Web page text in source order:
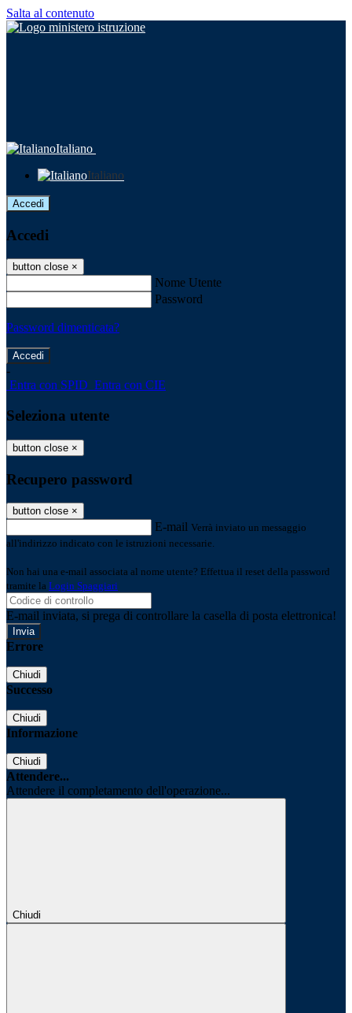
Salta al contenuto
Italiano
Italiano
Accedi
Accedi
button close ×
Nome Utente
Password
Password dimenticata?
-
Entra con SPID Entra con CIE
Seleziona utente
button close ×
Recupero password
button close ×
E-mail Verrà inviato un messaggio
all'indirizzo indicato con le istruzioni necessarie.
Non hai una e-mail associata al nome utente? Effettua il reset della password
tramite la Login Spaggiari
E-mail inviata, si prega di controllare la casella di posta elettronica!
Errore
Chiudi
Successo
Chiudi
Informazione
Chiudi
Attendere...
Attendere il completamento dell'operazione...
Chiudi